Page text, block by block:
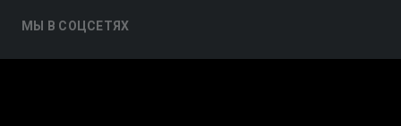
МЫ В СОЦСЕТЯХ